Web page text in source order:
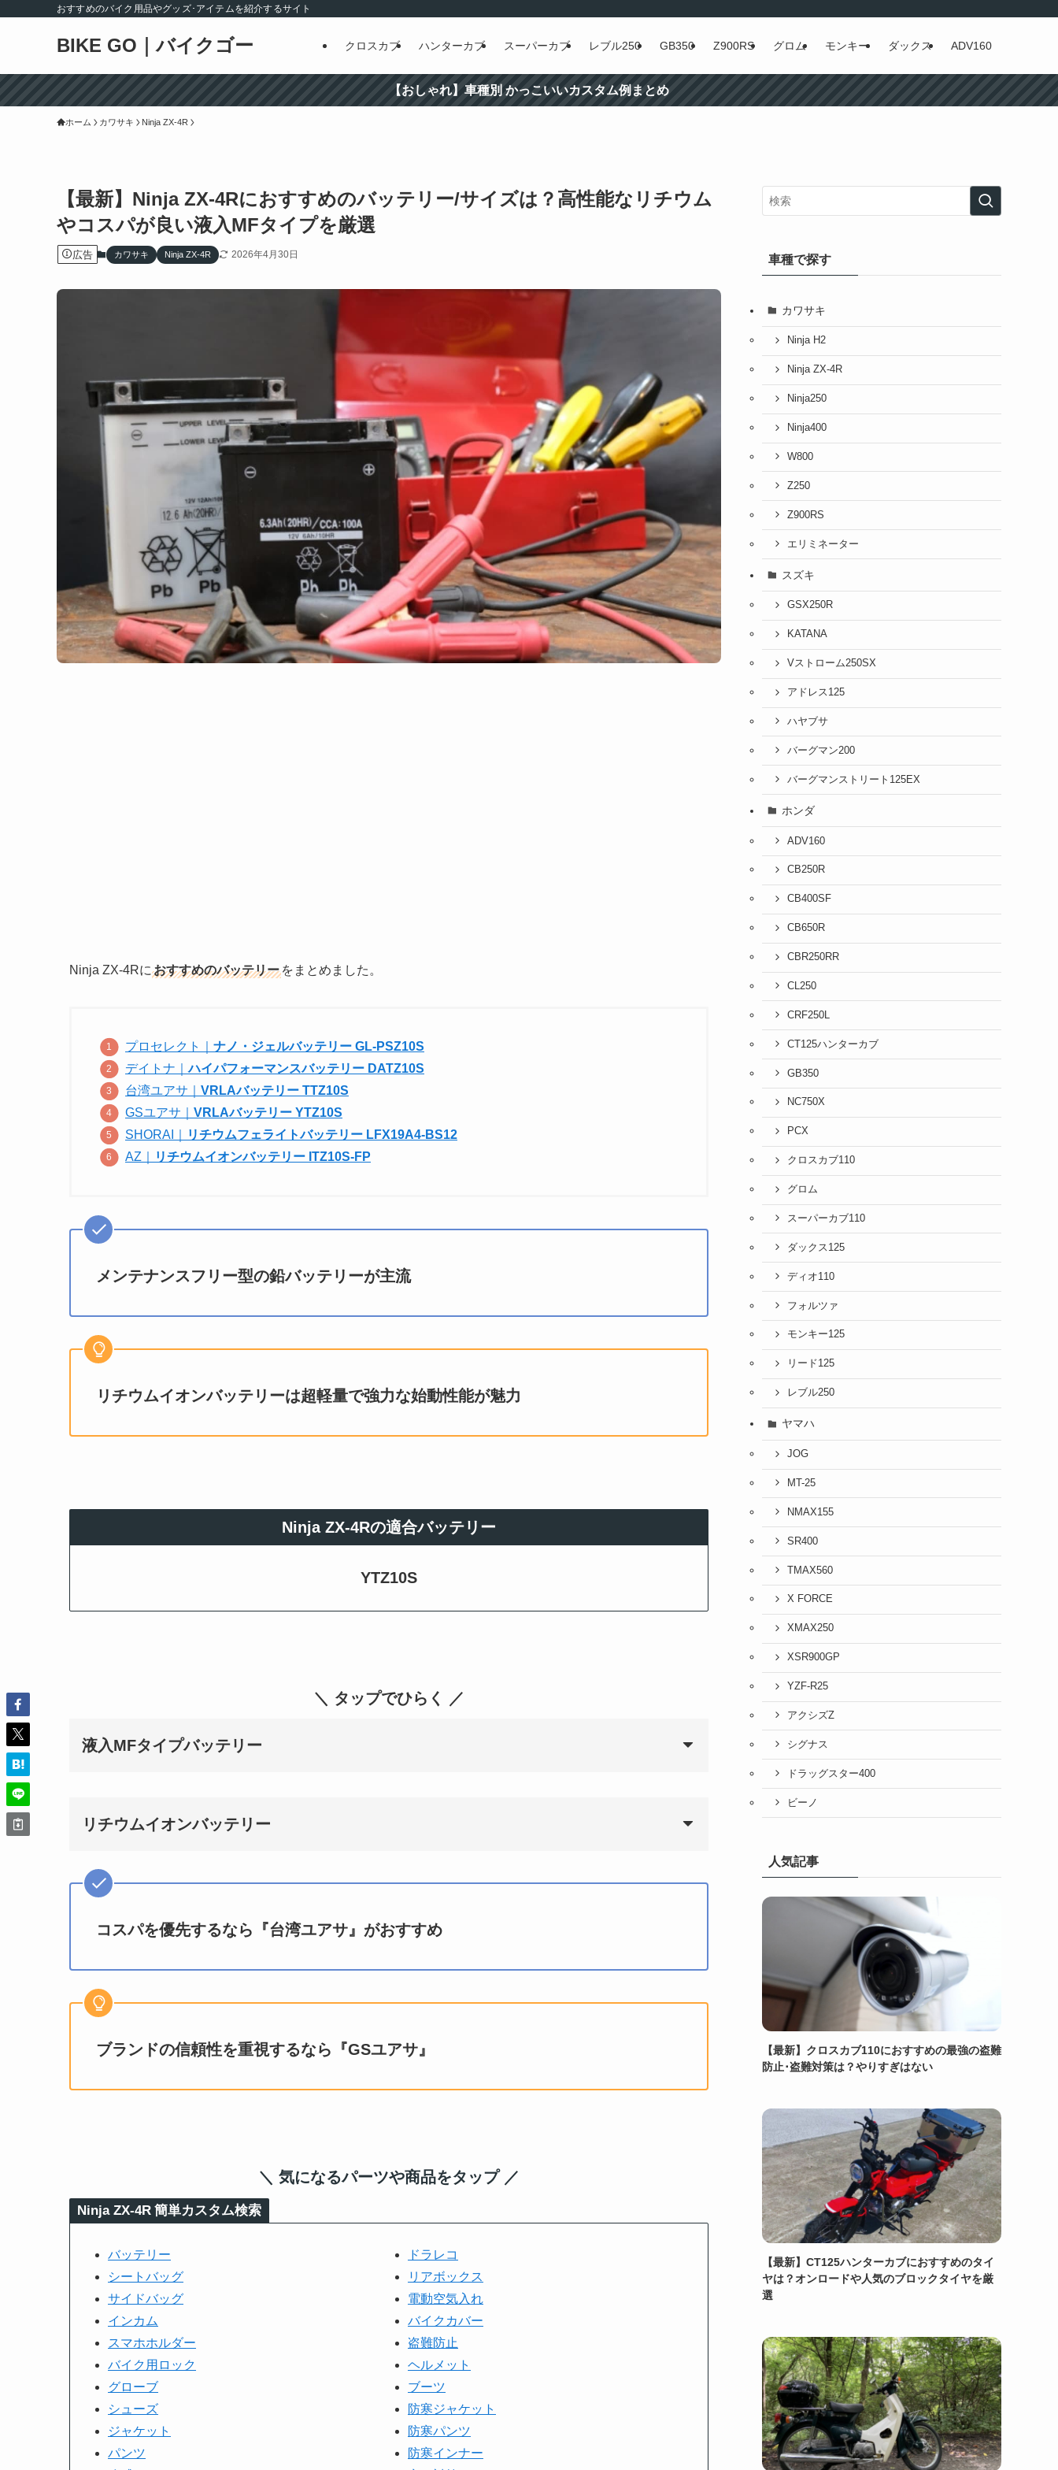
おすすめのバイク用品やグッズ･アイテムを紹介するサイト
BIKE GO｜バイクゴー クロスカブ ハンターカブ スーパーカブ レブル250 GB350 Z900RS グロム モンキー ダックス ADV160
【おしゃれ】車種別 かっこいいカスタム例まとめ
ホーム カワサキ Ninja ZX-4R
【最新】Ninja ZX-4Rにおすすめのバッテリー/サイズは？高性能なリチウム
やコスパが良い液入MFタイプを厳選
広告 カワサキ Ninja ZX-4R 2026年4月30日
Ninja ZX-4Rに おすすめのバッテリー をまとめました。
プロセレクト｜ ナノ・ジェルバッテリー GL-PSZ10S
デイトナ｜ハイパフォーマンスバッテリー DATZ10S
台湾ユアサ｜ VRLAバッテリー TTZ10S
GSユアサ｜ VRLAバッテリー YTZ10S
SHORAI｜
リチウムフェライトバッテリー LFX19A4-BS12
AZ｜
リチウムイオンバッテリー ITZ10S-FP
メンテナンスフリー型の鉛バッテリーが主流
リチウムイオンバッテリーは超軽量で強力な始動性能が魅力
Ninja ZX-4Rの適合バッテリー
YTZ10S
＼ タップでひらく ／
液入MFタイプバッテリー
リチウムイオンバッテリー
コスパを優先するなら『台湾ユアサ』がおすすめ
ブランドの信頼性を重視するなら『GSユアサ』
＼ 気になるパーツや商品をタップ ／
Ninja ZX-4R 簡単カスタム検索
バッテリー
シートバッグ
サイドバッグ
インカム
スマホホルダー
バイク用ロック
グローブ
シューズ
ジャケット
パンツ
ドラレコ
リアボックス
電動空気入れ
バイクカバー
盗難防止
ヘルメット
ブーツ
防寒ジャケット
防寒パンツ
防寒インナー
車種で探す
カワサキ
Ninja H2
Ninja ZX-4R
Ninja250
Ninja400
W800
Z250
Z900RS
エリミネーター
スズキ
GSX250R
KATANA
Vストローム250SX
アドレス125
ハヤブサ
バーグマン200
バーグマンストリート125EX
ホンダ
ADV160
CB250R
CB400SF
CB650R
CBR250RR
CL250
CRF250L
CT125ハンターカブ
GB350
NC750X
PCX
クロスカブ110
グロム
スーパーカブ110
ダックス125
ディオ110
フォルツァ
モンキー125
リード125
レブル250
ヤマハ
JOG
MT-25
NMAX155
SR400
TMAX560
X FORCE
XMAX250
XSR900GP
YZF-R25
アクシズZ
シグナス
ドラッグスター400
ビーノ
人気記事
【最新】クロスカブ110におすすめの最強の盗難
防止･盗難対策は？やりすぎはない
【最新】CT125ハンターカブにおすすめのタイ
ヤは？オンロードや人気のブロックタイヤを厳
選